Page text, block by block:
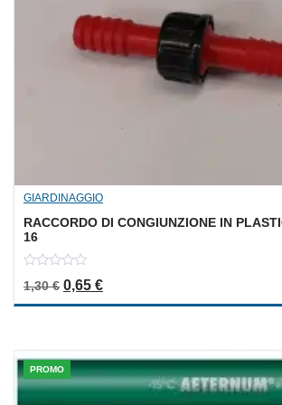
GIARDINAGGIO
RACCORDO DI CONGIUNZIONE IN
16
out
1,30€ Il prezzo originale era: 1,30 €.
0,65 €Il prezzo attuale è: 0,65 €.
PROMO